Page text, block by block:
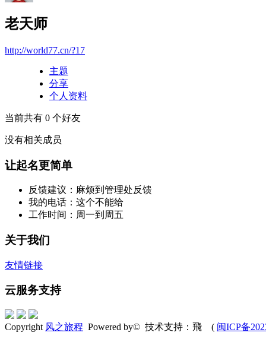
老天师
http://world77.cn/?17
主题
分享
个人资料
当前共有 0 个好友
没有相关成员
让起名更简单
反馈建议：麻烦到管理处反馈
我的电话：这个不能给
工作时间：周一到周五
关于我们
友情链接
云服务支持
Copyright 风之旅程 Powered by© 技术支持：飛 ( 闽ICP备